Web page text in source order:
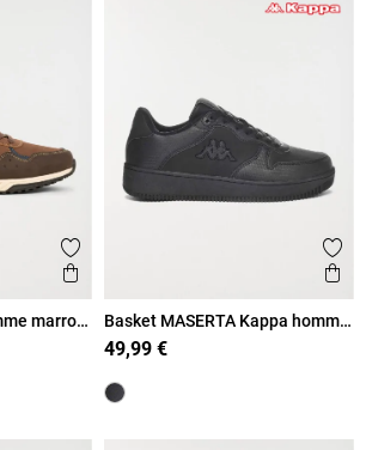
Ajouter aux favoris
Aperçu rapide
marron
Basket MASERTA Kappa homme
(40-46)
49,99 €